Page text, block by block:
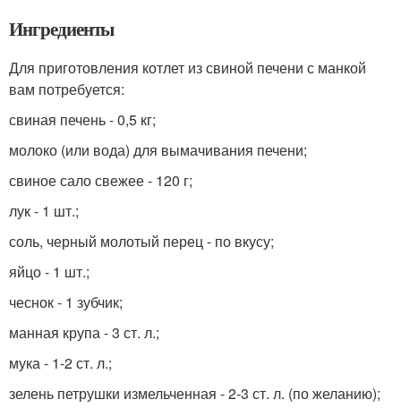
Ингредиенты
Для приготовления котлет из свиной печени с манкой
вам потребуется:
свиная печень - 0,5 кг;
молоко (или вода) для вымачивания печени;
свиное сало свежее - 120 г;
лук - 1 шт.;
соль, черный молотый перец - по вкусу;
яйцо - 1 шт.;
чеснок - 1 зубчик;
манная крупа - 3 ст. л.;
мука - 1-2 ст. л.;
зелень петрушки измельченная - 2-3 ст. л. (по желанию);